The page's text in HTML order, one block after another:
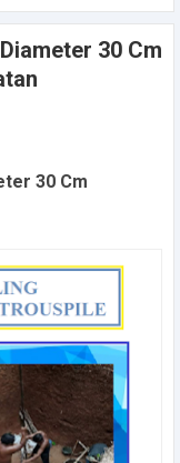
30 Cm
30 Cm